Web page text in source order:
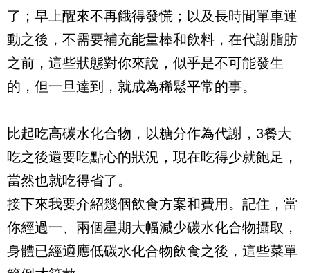
了；早上醒來不再餓得發慌；以及長時間單車運
動之後，不需要補充能量棒和飲料，在代謝脂肪
之前，這些狀態對你來說，似乎是不可能發生
的，但一旦達到，就成為稀鬆平常的事。
比起吃高碳水化合物，以糖分作為代謝，3餐大
吃之後還要吃點心的狀況，現在吃得少就飽足，
當然也就吃得省了。
接下來我要介紹幾個飲食方案和費用。記住，當
你經過一、兩個星期大幅減少碳水化合物攝取，
身體已經適應低碳水化合物飲食之後，這些菜單